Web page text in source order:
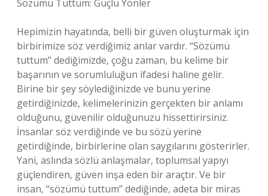
Sözümü Tuttum: Güçlü Yönler
Hepimizin hayatında, belli bir güven oluşturmak için
birbirimize söz verdiğimiz anlar vardır. “Sözümü
tuttum” dediğimizde, çoğu zaman, bu kelime bir
başarının ve sorumluluğun ifadesi haline gelir.
Birine bir şey söylediğinizde ve bunu yerine
getirdiğinizde, kelimelerinizin gerçekten bir anlamı
olduğunu, güvenilir olduğunuzu hissettirirsiniz.
İnsanlar söz verdiğinde ve bu sözü yerine
getirdiğinde, birbirlerine olan saygılarını gösterirler.
Yani, aslında sözlü anlaşmalar, toplumsal yapıyı
güçlendiren, güven inşa eden bir araçtır. Ve bir
insan, “sözümü tuttum” dediğinde, adeta bir miras